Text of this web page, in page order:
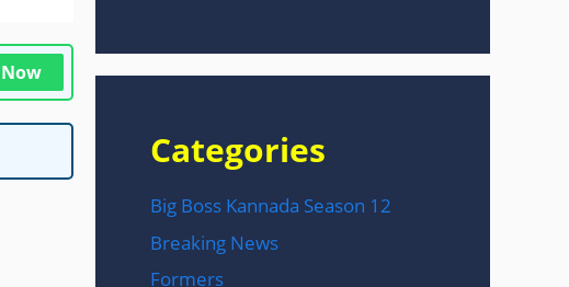
Categories
Big Boss Kannada Season 12
Breaking News
Formers